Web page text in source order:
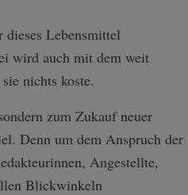
Lebensmittel
wird auch mit dem weit
nichts koste.
zum Zukauf neuer
Denn um dem Anspruch der
Angestellte,
Blickwinkeln